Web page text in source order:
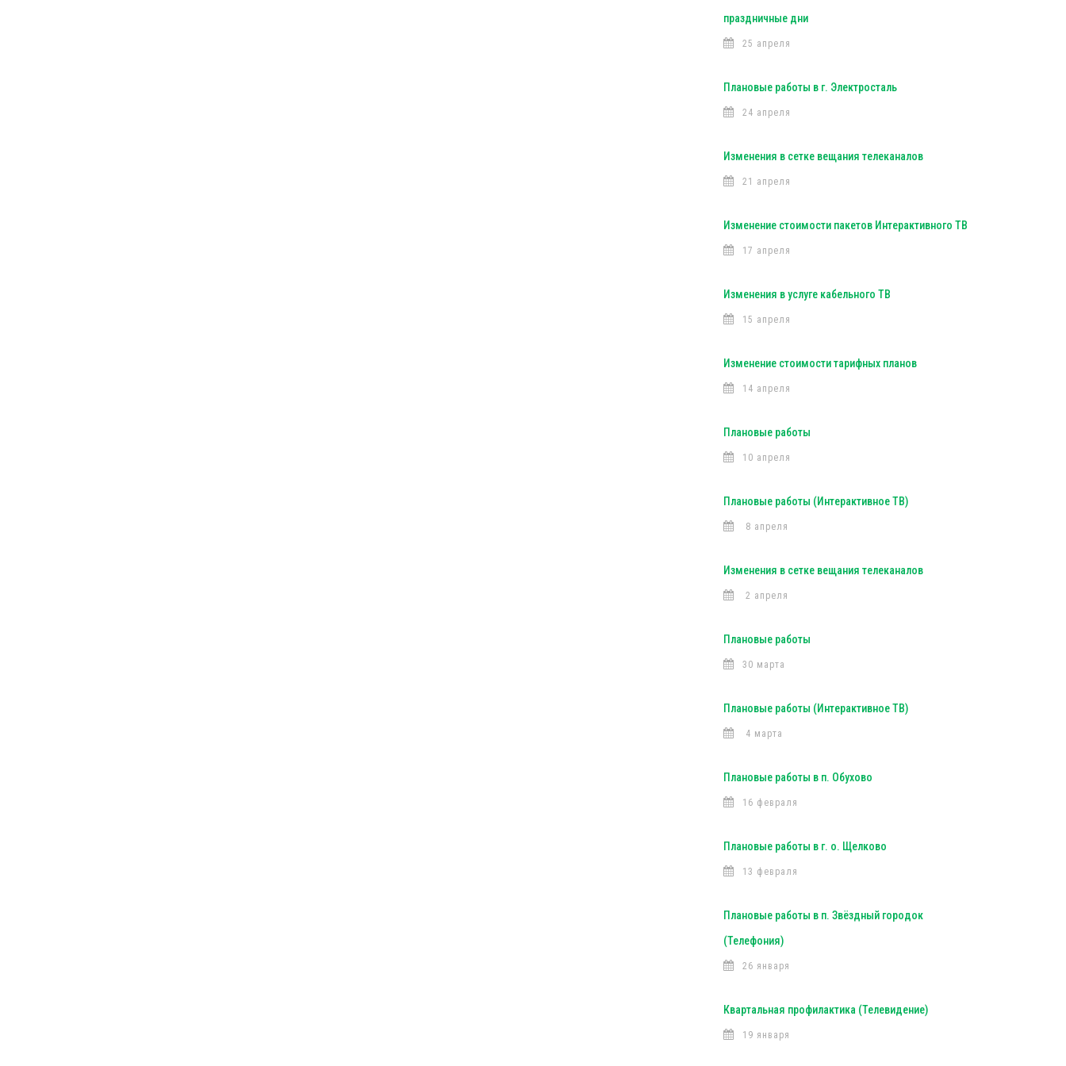
праздничные дни
25 апреля
Плановые работы в г. Электросталь
24 апреля
Изменения в сетке вещания телеканалов
21 апреля
Изменение стоимости пакетов Интерактивного ТВ
17 апреля
Изменения в услуге кабельного ТВ
15 апреля
Изменение стоимости тарифных планов
14 апреля
Плановые работы
10 апреля
Плановые работы (Интерактивное ТВ)
8 апреля
Изменения в сетке вещания телеканалов
2 апреля
Плановые работы
30 марта
Плановые работы (Интерактивное ТВ)
4 марта
Плановые работы в п. Обухово
16 февраля
Плановые работы в г. о. Щелково
13 февраля
Плановые работы в п. Звёздный городок
(Телефония)
26 января
Квартальная профилактика (Телевидение)
19 января